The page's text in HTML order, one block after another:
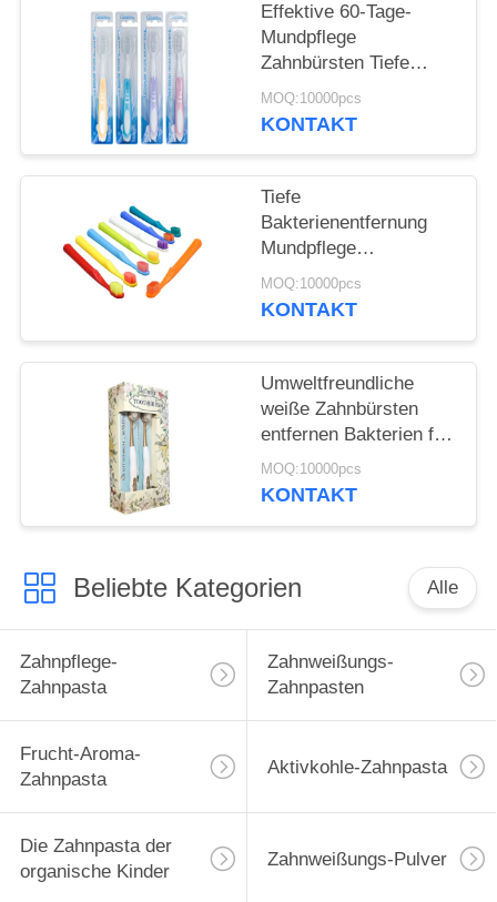
DATENSCHUTZ-
BESTIMMUNGEN
Effektive 60-Tage-
Mundpflege
Zahnbürsten Tiefe
Bakterienentfernung
Sanfte Reinigung
MOQ:10000pcs
KONTAKT
Tiefe
Bakterienentfernung
Mundpflege
Zahnbürsten 350g
Weißpapierbox 60 Tage
MOQ:10000pcs
KONTAKT
Umweltfreundliche
weiße Zahnbürsten
entfernen Bakterien für
die Reinigung der
Zähne
MOQ:10000pcs
KONTAKT
Beliebte Kategorien Alle
Zahnpflege-
Zahnpasta
Zahnweißungs-
Zahnpasten
Frucht-Aroma-
Zahnpasta
Aktivkohle-Zahnpasta
Die Zahnpasta der
organische Kinder
Zahnweißungs-Pulver